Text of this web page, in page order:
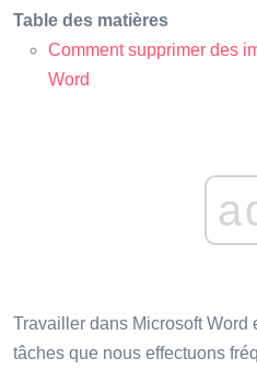
Table des matières
Comment supprimer des
Word
Travailler dans Microsoft Word
tâches que nous effectuons